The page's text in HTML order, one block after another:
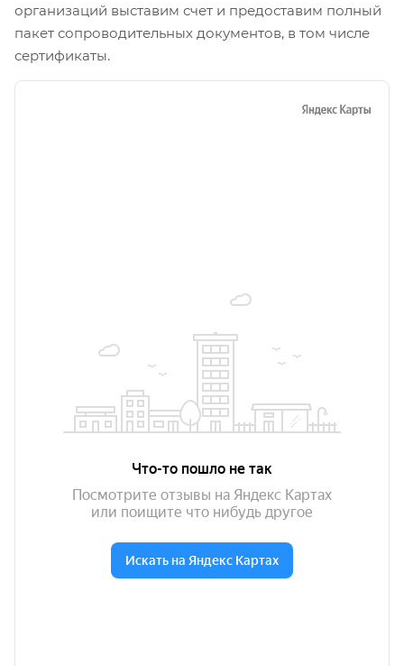
организаций выставим счет и предоставим полный
пакет сопроводительных документов, в том числе
сертификаты.